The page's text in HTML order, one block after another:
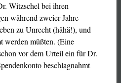
Witzschel bei ihren
während zweier Jahre
zu Unrecht (hähä!), und
werden müßten. (Eine
vor dem Urteil ein für Dr.
beschlagnahmt